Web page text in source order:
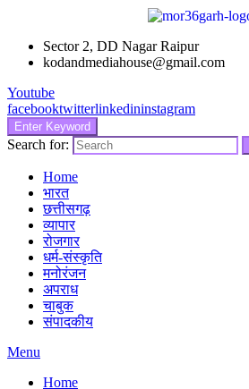
Sector 2, DD Nagar Raipur
kodandmediahouse@gmail.com
Youtube
facebooktwitterlinkedininstagram
Enter Keyword
Search for:
Home
भारत
छत्तीसगढ़
व्यापार
रोजगार
धर्म-संस्कृति
मनोरंजन
अपराध
चाबुक
संपादकीय
Menu
Home